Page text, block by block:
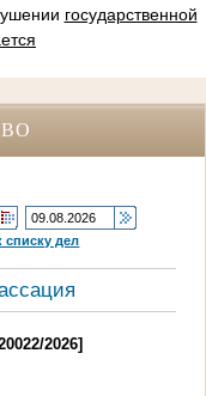
государственной
списку дел
2026]